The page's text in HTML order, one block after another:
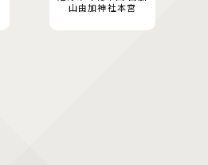
山由加神社本宮